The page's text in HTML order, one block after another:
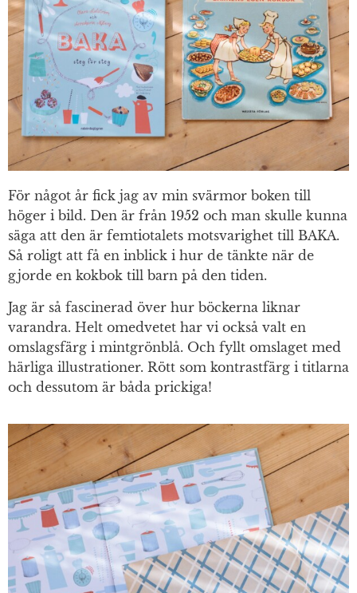
För något år fick jag av min svärmor boken till
höger i bild. Den är från 1952 och man skulle kunna
säga att den är femtiotalets motsvarighet till BAKA.
Så roligt att få en inblick i hur de tänkte när de
gjorde en kokbok till barn på den tiden.
Jag är så fascinerad över hur böckerna liknar
varandra. Helt omedvetet har vi också valt en
omslagsfärg i mintgrönblå. Och fyllt omslaget med
härliga illustrationer. Rött som kontrastfärg i titlarna
och dessutom är båda prickiga!